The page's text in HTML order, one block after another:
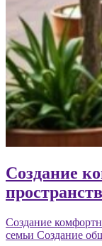
Создание
Создание
семьи Создание